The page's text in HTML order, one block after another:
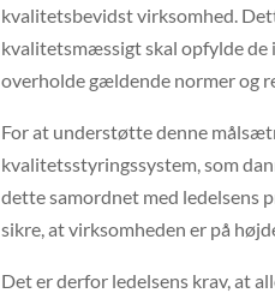
kvalitetsbevidst virksomhed.
kvalitetsmæssigt skal opfylde de
overholde gældende normer og
For at understøtte denne
kvalitetsstyringssystem, som
dette samordnet med ledelsens
sikre, at virksomheden er på
Det er derfor ledelsens krav, at